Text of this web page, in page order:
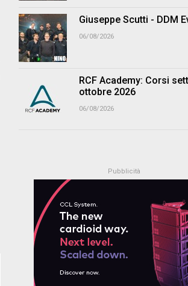
Giuseppe Scutti - DDM
06/08/2026
RCF Academy: Corsi
ottobre 2026
06/08/2026